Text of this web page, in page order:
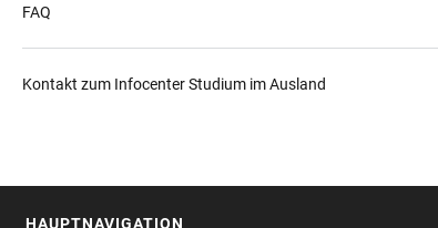
FAQ
Kontakt zum Infocenter Studium im Ausland
HAUPTNAVIGATION